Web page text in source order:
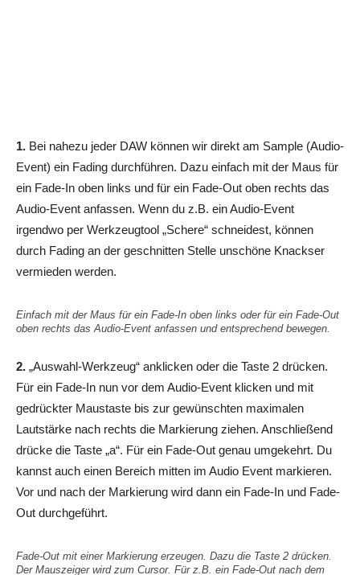
1. Bei nahezu jeder DAW können wir direkt am Sample (Audio-
Event) ein Fading durchführen. Dazu einfach mit der Maus für
ein Fade-In oben links und für ein Fade-Out oben rechts das
Audio-Event anfassen. Wenn du z.B. ein Audio-Event
irgendwo per Werkzeugtool „Schere“ schneidest, können
durch Fading an der geschnitten Stelle unschöne Knackser
vermieden werden.
Einfach mit der Maus für ein Fade-In oben links oder für ein Fade-Out
oben rechts das Audio-Event anfassen und entsprechend bewegen.
2. „Auswahl-Werkzeug“ anklicken oder die Taste 2 drücken.
Für ein Fade-In nun vor dem Audio-Event klicken und mit
gedrückter Maustaste bis zur gewünschten maximalen
Lautstärke nach rechts die Markierung ziehen. Anschließend
drücke die Taste „a“. Für ein Fade-Out genau umgekehrt. Du
kannst auch einen Bereich mitten im Audio Event markieren.
Vor und nach der Markierung wird dann ein Fade-In und Fade-
Out durchgeführt.
Fade-Out mit einer Markierung erzeugen. Dazu die Taste 2 drücken.
Der Mauszeiger wird zum Cursor. Für z.B. ein Fade-Out nach dem